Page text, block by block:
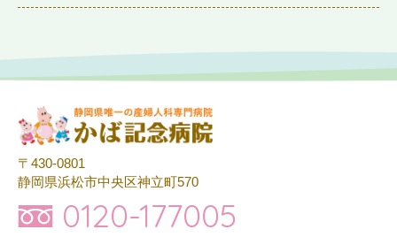
〒430-0801
静岡県浜松市中央区神立町570
0120-177005